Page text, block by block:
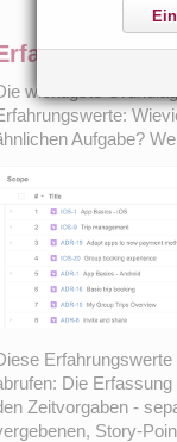
wichtigste
Aufgabe?
Die
Zeitvorgaben -
Story-